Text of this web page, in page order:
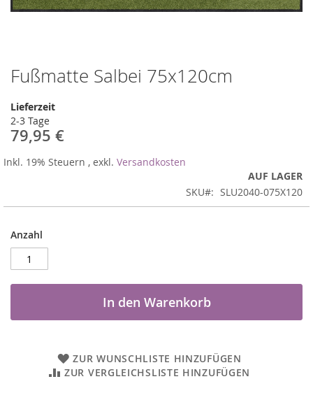
Fußmatte Salbei 75x120cm
Lieferzeit
2-3 Tage
79,95 €
Inkl. 19% Steuern , exkl. Versandkosten
AUF LAGER
SKU
SLU2040-075X120
Anzahl
In den Warenkorb
ZUR WUNSCHLISTE HINZUFÜGEN
ZUR VERGLEICHSLISTE HINZUFÜGEN
Zum
Anfang
der
Bildergalerie
springen